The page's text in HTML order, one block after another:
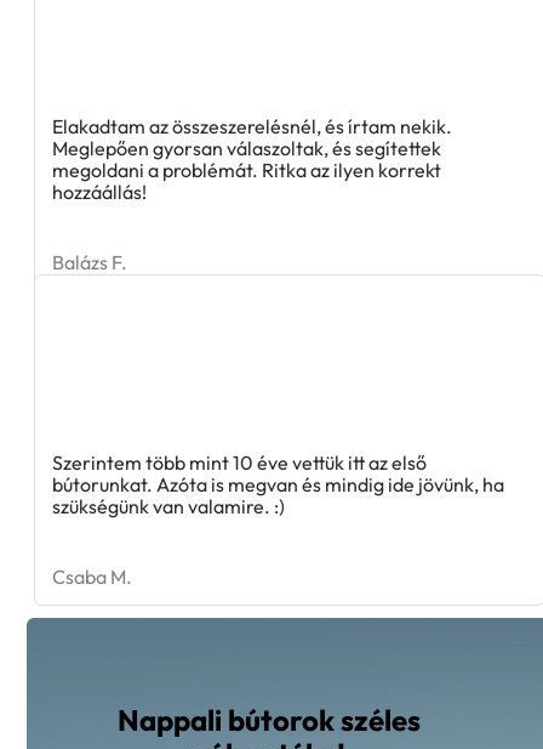
Meglepően gyorsan válaszoltak, és segítettek
megoldani a problémát. Ritka az ilyen korrekt
hozzáállás!
bútorunkat. Azóta is megvan és mindig ide jövünk, ha
szükségünk van valamire. :)
választéka!